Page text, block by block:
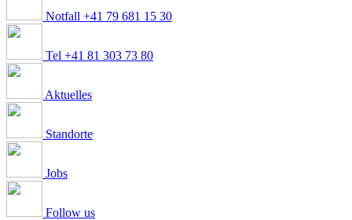
Notfall +41 79 681 15 30
Tel +41 81 303 73 80
Aktuelles
Standorte
Jobs
Follow us